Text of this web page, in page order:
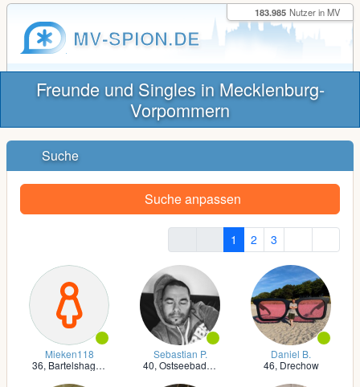
MV-SPION.DE
183.985 Nutzer in MV
Freunde und Singles in Mecklenburg-
Vorpommern
Suche
Suche anpassen
1 2 3
Mieken118
36, Bartelshagen II bei Barth
Sebastian P.
40, Ostseebad Prerow
Daniel B.
46, Drechow